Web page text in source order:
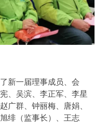
新一届理事成员、会
、吴滨、李正军、李星
广群、钟丽梅、唐娟、
绯（监事长）、王志